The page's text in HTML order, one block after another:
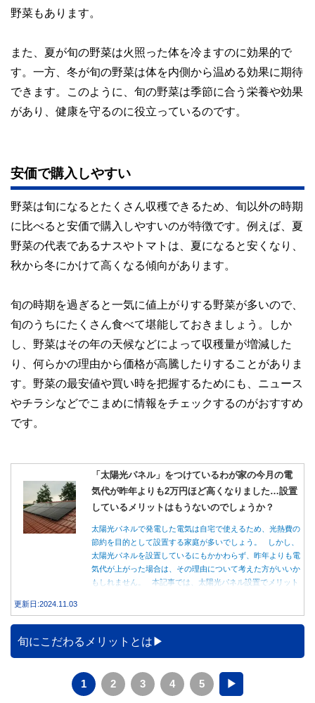
野菜もあります。
また、夏が旬の野菜は火照った体を冷ますのに効果的で
す。一方、冬が旬の野菜は体を内側から温める効果に期待
できます。このように、旬の野菜は季節に合う栄養や効果
があり、健康を守るのに役立っているのです。
安価で購入しやすい
野菜は旬になるとたくさん収穫できるため、旬以外の時期
に比べると安価で購入しやすいのが特徴です。例えば、夏
野菜の代表であるナスやトマトは、夏になると安くなり、
秋から冬にかけて高くなる傾向があります。
旬の時期を過ぎると一気に値上がりする野菜が多いので、
旬のうちにたくさん食べて堪能しておきましょう。しか
し、野菜はその年の天候などによって収穫量が増減した
り、何らかの理由から価格が高騰したりすることがありま
す。野菜の最安値や買い時を把握するためにも、ニュース
やチラシなどでこまめに情報をチェックするのがおすすめ
です。
「太陽光パネル」をつけているわが家の今月の電
気代が昨年よりも2万円ほど高くなりました…設置
しているメリットはもうないのでしょうか？
太陽光パネルで発電した電気は自宅で使えるため、光熱費の
節約を目的として設置する家庭が多いでしょう。 しかし、
太陽光パネルを設置しているにもかかわらず、昨年よりも電
気代が上がった場合は、その理由について考えた方がいいか
もしれません。 本記事では、太陽光パネル設置でメリット
更新日:2024.11.03
旬にこだわるメリットとは
1 2 3 4 5 ▶